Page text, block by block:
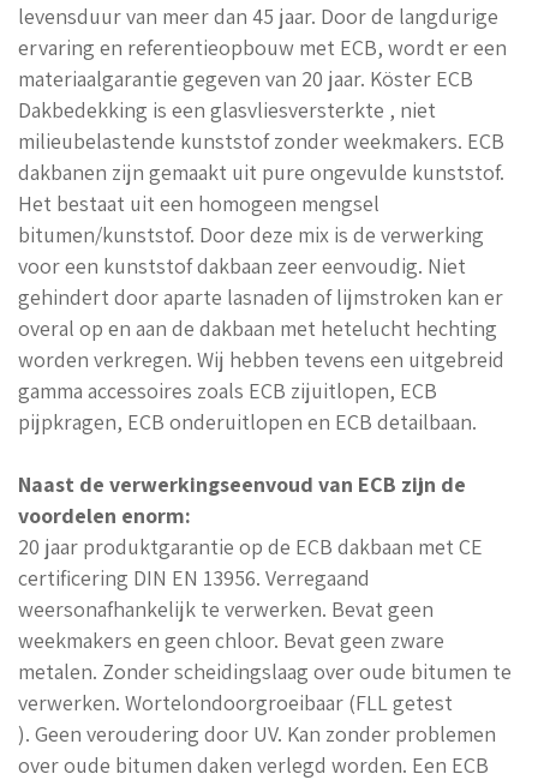
levensduur van meer dan 45 jaar. Door de langdurige
ervaring en referentieopbouw met ECB, wordt er een
materiaalgarantie gegeven van 20 jaar. Köster ECB
Dakbedekking is een glasvliesversterkte , niet
milieubelastende kunststof zonder weekmakers. ECB
dakbanen zijn gemaakt uit pure ongevulde kunststof.
Het bestaat uit een homogeen mengsel
bitumen/kunststof. Door deze mix is de verwerking
voor een kunststof dakbaan zeer eenvoudig. Niet
gehindert door aparte lasnaden of lijmstroken kan er
overal op en aan de dakbaan met hetelucht hechting
worden verkregen. Wij hebben tevens een uitgebreid
gamma accessoires zoals ECB zijuitlopen, ECB
pijpkragen, ECB onderuitlopen en ECB detailbaan.
Naast de verwerkingseenvoud van ECB zijn de
voordelen enorm:
20 jaar produktgarantie op de ECB dakbaan met CE
certificering DIN EN 13956. Verregaand
weersonafhankelijk te verwerken. Bevat geen
weekmakers en geen chloor. Bevat geen zware
metalen. Zonder scheidingslaag over oude bitumen te
verwerken. Wortelondoorgroeibaar (FLL getest
). Geen veroudering door UV. Kan zonder problemen
over oude bitumen daken verlegd worden. Een ECB